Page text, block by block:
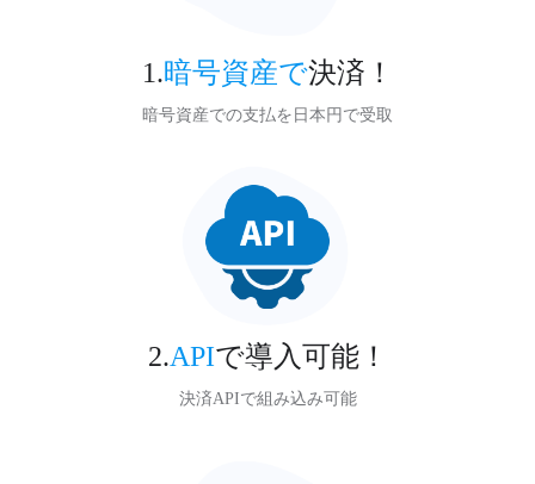
1.暗号資産で決済！
暗号資産での支払を日本円で受取
2.APIで導入可能！
決済APIで組み込み可能